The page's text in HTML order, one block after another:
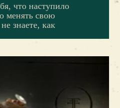
что наступило
менять свою
знаете, как